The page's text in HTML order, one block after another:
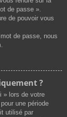
de passe ».
de pouvoir vous
de passe, nous
?
» lors de votre
une période
utilisé par